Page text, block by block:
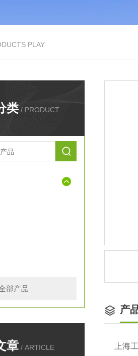
PLAY
类 / PRODUCT
部产品
章 / ARTICLE
产
上海